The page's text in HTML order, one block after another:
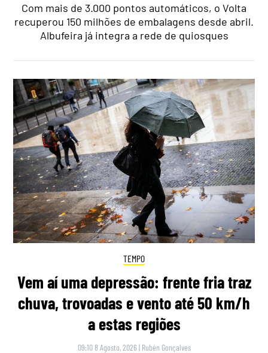
Com mais de 3.000 pontos automáticos, o Volta
recuperou 150 milhões de embalagens desde abril.
Albufeira já integra a rede de quiosques
TEMPO
Vem aí uma depressão: frente fria traz
chuva, trovoadas e vento até 50 km/h
a estas regiões
09:10 8 Agosto, 2026 | Rubén Gonçalves